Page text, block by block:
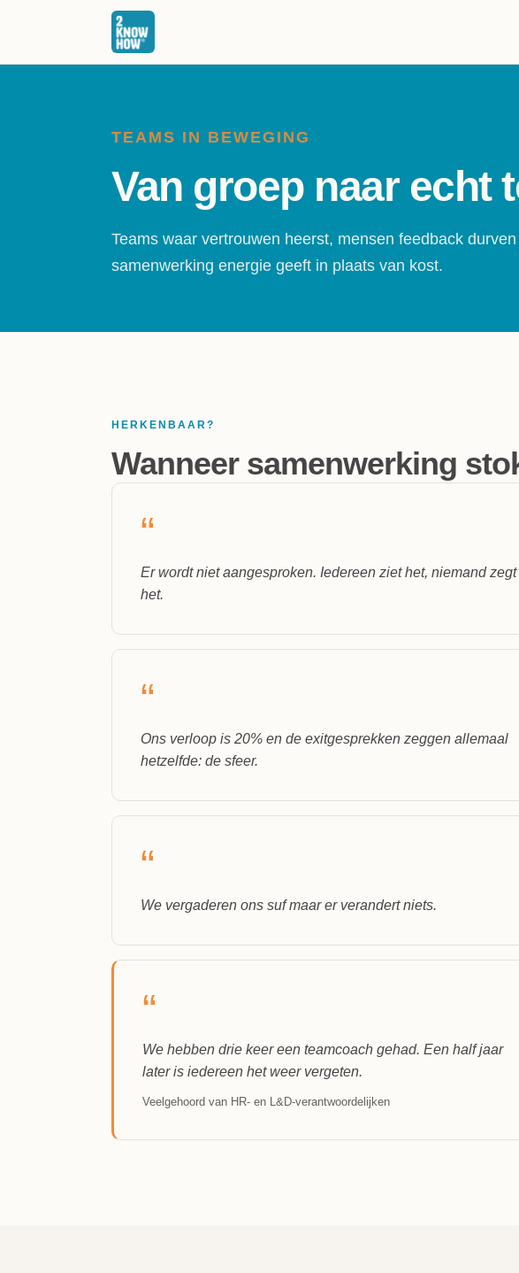
TEAMS IN BEWEGING
Van groep naar echt
Teams waar vertrouwen heerst, mensen feedback
samenwerking energie geeft in plaats van kost.
HERKENBAAR?
Wanneer samenwerking
“
Er wordt niet aangesproken. Iedereen ziet het, niemand zegt
het.
“
Ons verloop is 20% en de exitgesprekken zeggen allemaal
hetzelfde: de sfeer.
“
We vergaderen ons suf maar er verandert niets.
“
We hebben drie keer een teamcoach gehad. Een half jaar
later is iedereen het weer vergeten.
Veelgehoord van HR- en L&D-verantwoordelijken